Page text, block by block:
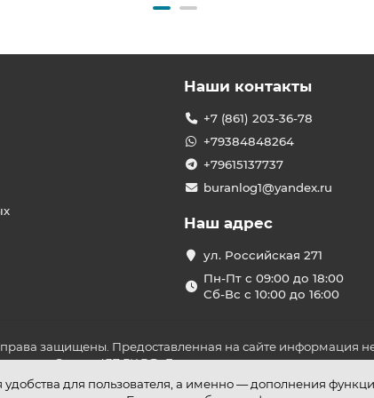
для пользователя, а именно — дополнения
Наши контакты
+7 (861) 203-36-78
+79384848264
+79615137737
buranlog1@yandex.ru
Наш адрес
ул. Российская 271
Пн-Пт с 09:00 до 18:00
Сб-Вс с 10:00 до 16:00
защищены. Предоставленная на сайте информация
Статьи 437 ГК РФ. До оплаты товара удостоверьтесь